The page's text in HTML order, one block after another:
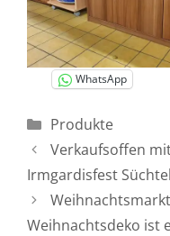
WhatsApp
Kategorien
Produkte
Verkaufsoffen
Irmgardisfest
Weihnachtsdeko ist